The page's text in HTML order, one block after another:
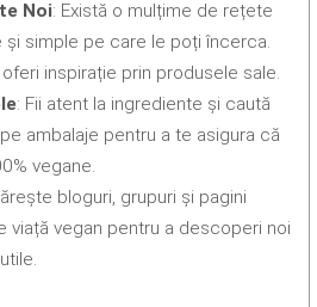
Noi: Există o mulțime de rețete
și simple pe care le poți încerca.
inspirație prin produsele sale.
: Fii atent la ingrediente și caută
ambalaje pentru a te asigura că
vegane.
bloguri, grupuri și pagini
viață vegan pentru a descoperi noi